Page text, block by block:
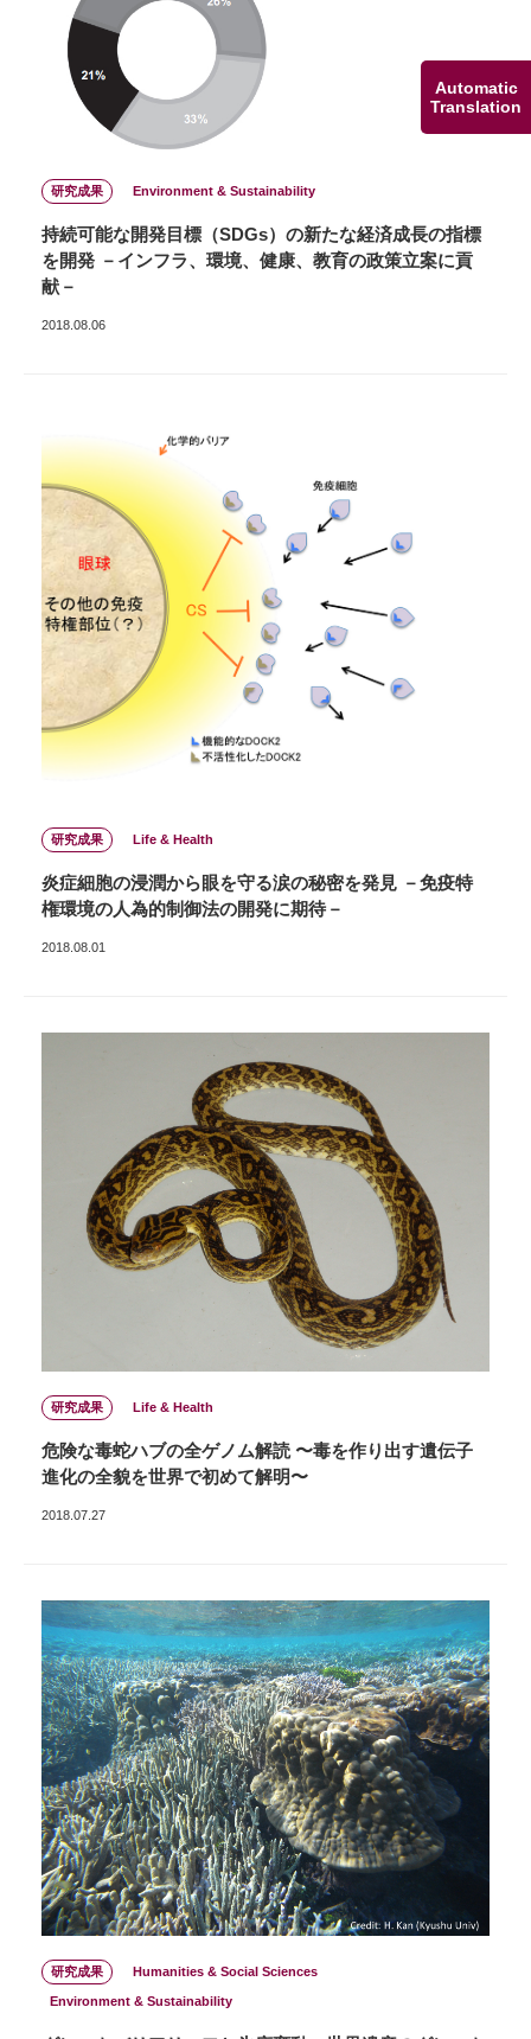
Automatic
Translation
研究成果 Environment & Sustainability
持続可能な開発目標（SDGs）の新たな経済成長の指標
を開発 －インフラ、環境、健康、教育の政策立案に貢
献－
2018.08.06
研究成果 Life & Health
炎症細胞の浸潤から眼を守る涙の秘密を発見 －免疫特
権環境の人為的制御法の開発に期待－
2018.08.01
研究成果 Life & Health
危険な毒蛇ハブの全ゲノム解読 〜毒を作り出す遺伝子
進化の全貌を世界で初めて解明〜
2018.07.27
研究成果 Humanities & Social Sciences
Environment & Sustainability